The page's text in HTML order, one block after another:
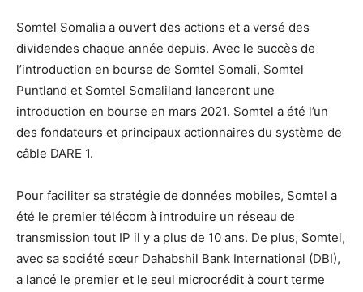
Somtel Somalia a ouvert des actions et a versé des
dividendes chaque année depuis. Avec le succès de
l’introduction en bourse de Somtel Somali, Somtel
Puntland et Somtel Somaliland lanceront une
introduction en bourse en mars 2021. Somtel a été l’un
des fondateurs et principaux actionnaires du système de
câble DARE 1.
Pour faciliter sa stratégie de données mobiles, Somtel a
été le premier télécom à introduire un réseau de
transmission tout IP il y a plus de 10 ans. De plus, Somtel,
avec sa société sœur Dahabshil Bank International (DBI),
a lancé le premier et le seul microcrédit à court terme